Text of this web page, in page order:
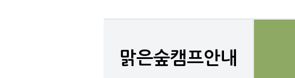
맑은숲캠프안내